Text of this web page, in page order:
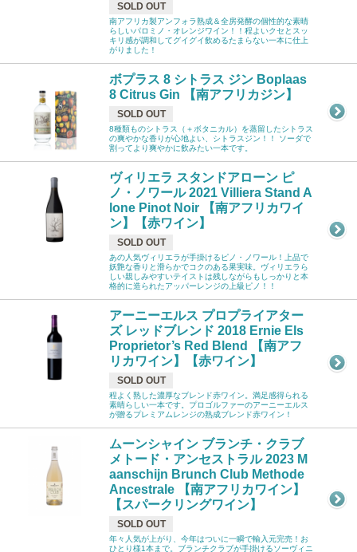
SOLD OUT
南アフリカ製アンフォラ熟成＆全房発酵の個性的な素晴
らしいパロミノ・オレンジワイン！！程よいクセとスッ
キリ感が調和してグイグイ飲めるたまらない一本に仕上
がりました！
ボプラス 8 シトラス ジン Boplaas
8 Citrus Gin 【南アフリカジン】
SOLD OUT
8種類ものシトラス（＋ボタニカル）を蒸留したシトラス
の爽やかな香りが心地よい、シトラスジン！！ ソーダで
割ってより爽やかに飲みたい一本です。
ヴィリエラ スタンドアローン ピ
ノ・ノワール 2021 Villiera Stand A
lone Pinot Noir 【南アフリカワイ
ン】【赤ワイン】
SOLD OUT
あの人気ヴィリエラが手掛けるピノ・ノワール！上品で
妖艶な香りと滑らかでコクのある果実味。ヴィリエラら
しい親しみやすいテイストは残しながらもしっかりと本
格的に造られたアッパーレンジの上級ピノ！！
アーニーエルス プロプライアター
ズ レッドブレンド 2018 Ernie Els
Proprietor’s Red Blend 【南アフ
リカワイン】【赤ワイン】
SOLD OUT
程よく熟した濃厚なブレンド赤ワイン。満足感得られる
素晴らしい一本です。プロゴルファーのアーニーエルス
が贈るプレミアムレンジの熟成ブレンド赤ワイン！
ムーンシャイン ブランチ・クラブ
メトード・アンセストラル 2023 M
aanschijn Brunch Club Methode
Ancestrale 【南アフリカワイン】
【スパークリングワイン】
SOLD OUT
年々人気が上がり、今年はついに一瞬で輸入元完売！お
ひとり様1本まで。ブランチクラブが手掛けるソーヴィニ